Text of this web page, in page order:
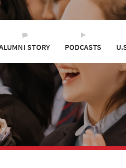
STORY PODCASTS